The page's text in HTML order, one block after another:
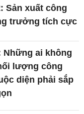
Sản xuất công
trưởng tích cực
Những ai không
lượng công
diện phải sắp